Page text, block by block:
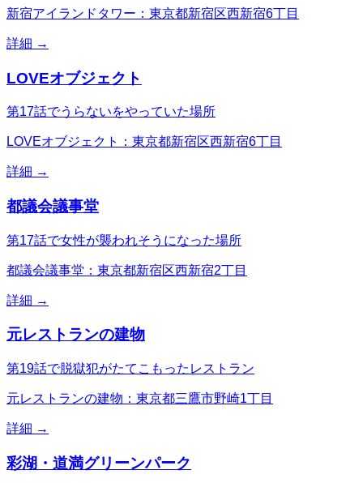
新宿アイランドタワー：東京都新宿区西新宿6丁目
詳細 →
LOVEオブジェクト
第17話でうらないをやっていた場所
LOVEオブジェクト：東京都新宿区西新宿6丁目
詳細 →
都議会議事堂
第17話で女性が襲われそうになった場所
都議会議事堂：東京都新宿区西新宿2丁目
詳細 →
元レストランの建物
第19話で脱獄犯がたてこもったレストラン
元レストランの建物：東京都三鷹市野崎1丁目
詳細 →
彩湖・道満グリーンパーク